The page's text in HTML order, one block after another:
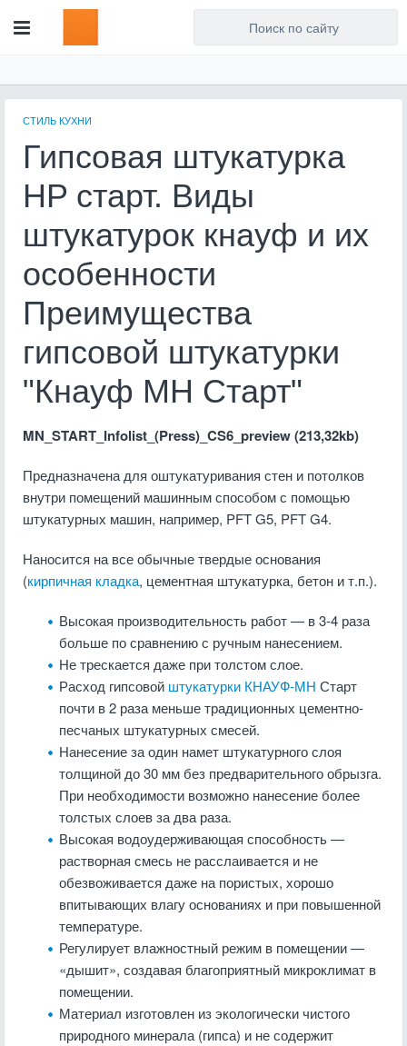
СТИЛЬ КУХНИ
Гипсовая штукатурка
HP старт. Виды
штукатурок кнауф и их
особенности
Преимущества
гипсовой штукатурки
"Кнауф МН Старт"
MN_START_Infolist_(Press)_CS6_preview (213,32kb)
Предназначена для оштукатуривания стен и потолков
внутри помещений машинным способом с помощью
штукатурных машин, например, PFT G5, PFT G4.
Наносится на все обычные твердые основания
(кирпичная кладка, цементная штукатурка, бетон и т.п.).
Высокая производительность работ — в 3-4 раза
больше по сравнению с ручным нанесением.
Не трескается даже при толстом слое.
Расход гипсовой штукатурки КНАУФ-МН Старт
почти в 2 раза меньше традиционных цементно-
песчаных штукатурных смесей.
Нанесение за один намет штукатурного слоя
толщиной до 30 мм без предварительного обрызга.
При необходимости возможно нанесение более
толстых слоев за два раза.
Высокая водоудерживающая способность —
растворная смесь не расслаивается и не
обезвоживается даже на пористых, хорошо
впитывающих влагу основаниях и при повышенной
температуре.
Регулирует влажностный режим в помещении —
«дышит», создавая благоприятный микроклимат в
помещении.
Материал изготовлен из экологически чистого
природного минерала (гипса) и не содержит
Для любых предложений по
сайту: artist71@cp9.ru